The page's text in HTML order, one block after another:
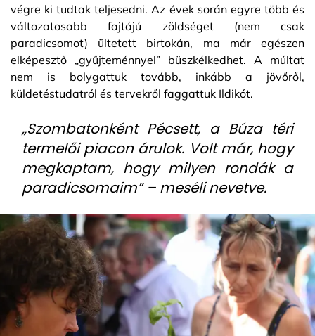
végre ki tudtak teljesedni. Az évek során egyre több és
változatosabb fajtájú zöldséget (nem csak
paradicsomot) ültetett birtokán, ma már egészen
elképesztő „gyűjteménnyel” büszkélkedhet. A múltat
nem is bolygattuk tovább, inkább a jövőről,
küldetéstudatról és tervekről faggattuk Ildikót.
„Szombatonként Pécsett, a Búza téri
termelői piacon árulok. Volt már, hogy
megkaptam, hogy milyen rondák a
paradicsomaim” – meséli nevetve.